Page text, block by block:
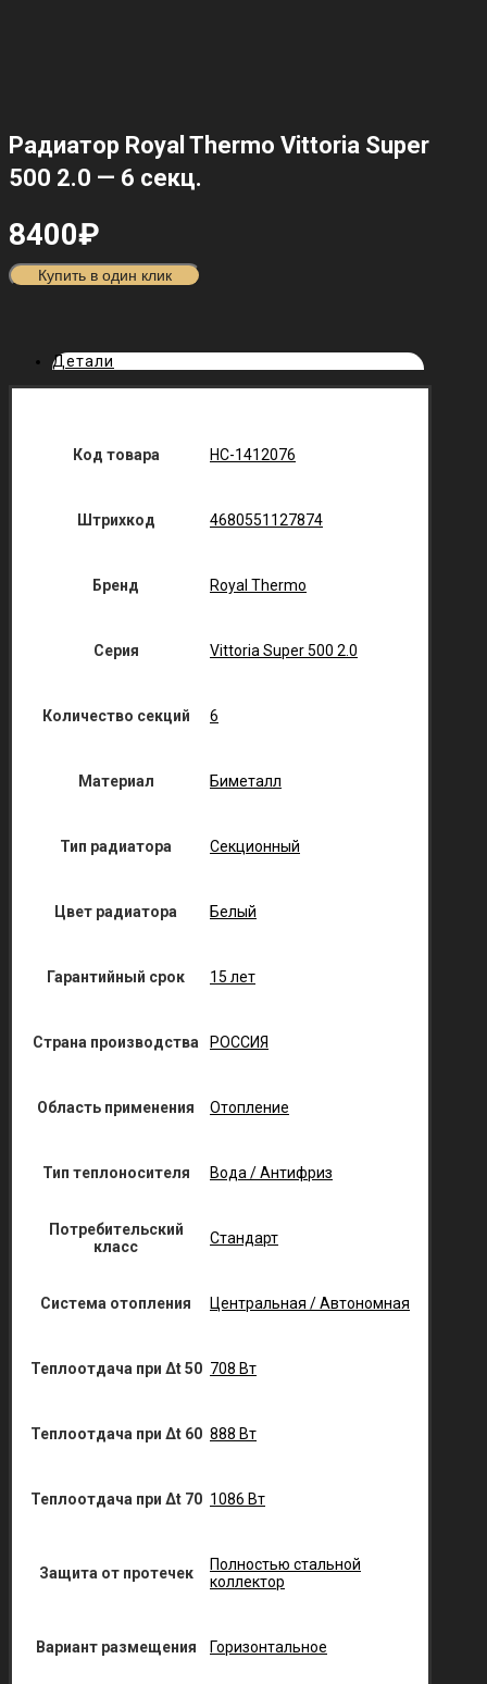
Радиатор Royal Thermo Vittoria Super
500 2.0 — 6 секц.
8400₽
Купить в один клик
Детали
Код товара НС-1412076
Штрихкод 4680551127874
Бренд Royal Thermo
Серия Vittoria Super 500 2.0
Количество секций 6
Материал Биметалл
Тип радиатора Секционный
Цвет радиатора Белый
Гарантийный срок 15 лет
Страна производства РОССИЯ
Область применения Отопление
Тип теплоносителя Вода / Антифриз
Потребительский
класс
Стандарт
Система отопления Центральная / Автономная
Теплоотдача при Δt 50 708 Вт
Теплоотдача при Δt 60 888 Вт
Теплоотдача при Δt 70 1086 Вт
Защита от протечек
Полностью стальной
коллектор
Вариант размещения Горизонтальное